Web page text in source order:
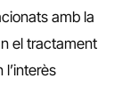
amb la
el tractament
l’interès